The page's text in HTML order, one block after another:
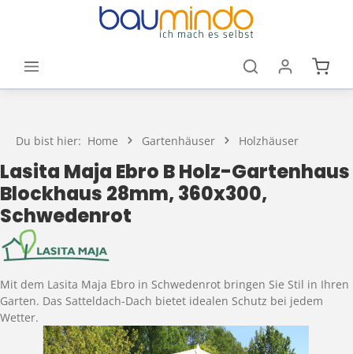
Zum Hauptinhalt springen
Du bist hier: Home Gartenhäuser Holzhäuser
Lasita Maja Ebro B Holz-Gartenhaus
Blockhaus 28mm, 360x300,
Schwedenrot
Mit dem Lasita Maja Ebro in Schwedenrot bringen Sie Stil in Ihren
Garten. Das Satteldach-Dach bietet idealen Schutz bei jedem
Wetter.
Bildergalerie überspringen